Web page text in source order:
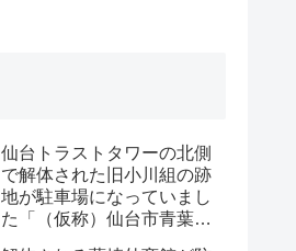
仙台トラストタワーの北側
で解体された旧小川組の跡
地が駐車場になっていまし
た「（仮称）仙台市青葉区